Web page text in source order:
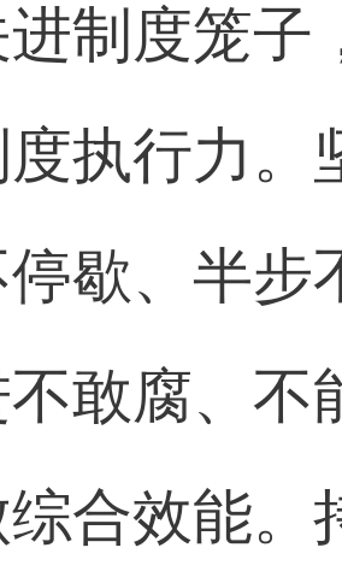
制度笼子
执行力。
歇、半步
敢腐、不
合效能。